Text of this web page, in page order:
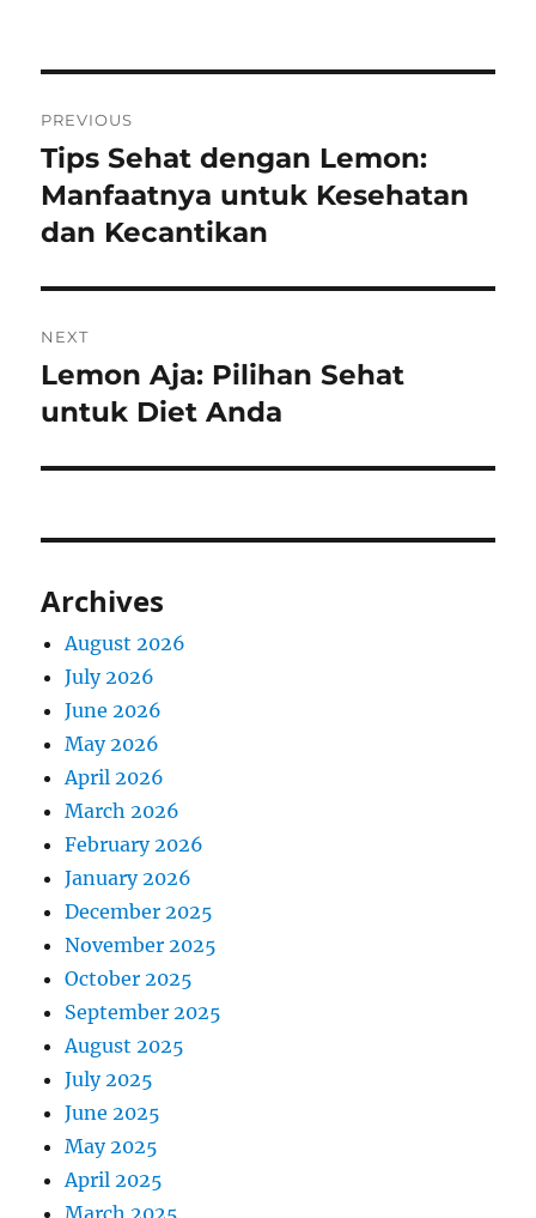
navigation
PREVIOUS
Previous
post:
Tips Sehat dengan Lemon:
Manfaatnya untuk Kesehatan
dan Kecantikan
NEXT
Next
post:
Lemon Aja: Pilihan Sehat
untuk Diet Anda
Archives
August 2026
July 2026
June 2026
May 2026
April 2026
March 2026
February 2026
January 2026
December 2025
November 2025
October 2025
September 2025
August 2025
July 2025
June 2025
May 2025
April 2025